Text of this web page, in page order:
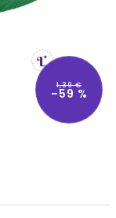
1,39 €
–59 %